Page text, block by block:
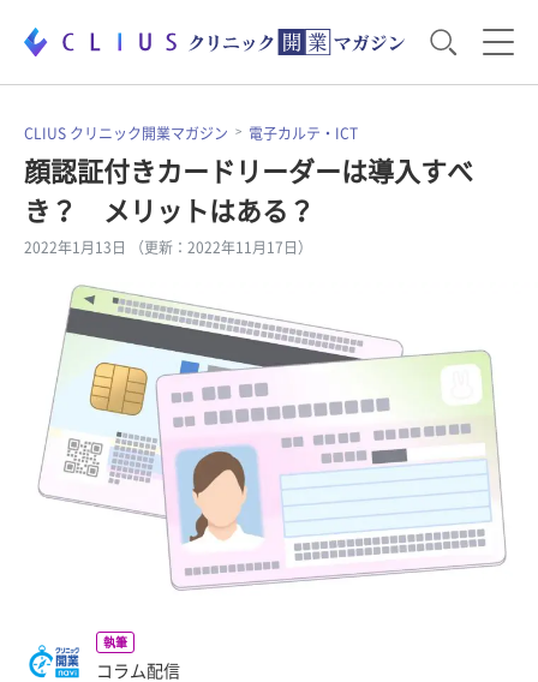
お役立ち資料 運営・経営のポイント
開業医のリアル 開業準備で大事なこと
電子カルテ・ICT
集患のコツ
CLIUS クリニック開業マガジン 電子カルテ・ICT
顔認証付きカードリーダーは導入すべ
き？ メリットはある？
2022年1月13日 （更新：2022年11月17日）
執筆
コラム配信